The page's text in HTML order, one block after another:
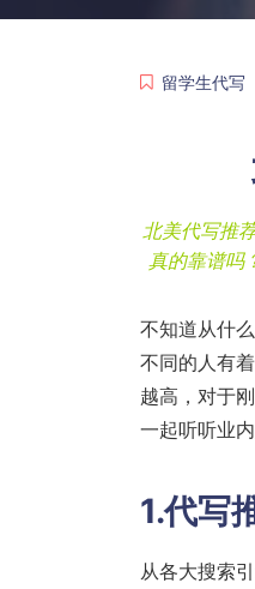
留学生代写
北美代写推
真的靠谱吗
不知道从什
不同的人有
越高，对于
一起听听业
1.代写
从各大搜索